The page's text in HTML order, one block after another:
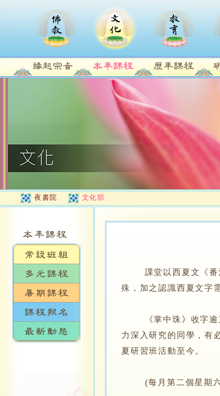
夜書院 文化部
課堂以西夏文《番漢
殊，加之認識西夏文字
《掌中珠》收字逾三
力深入研究的同學，有
夏研習班活動至今。
(每月第二個星期六